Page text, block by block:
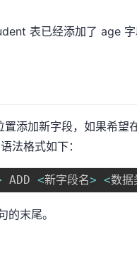
表已经添加了 age
添加新字段，如果希望
法格式如下：
ADD <新字段名> <数据
的末尾。